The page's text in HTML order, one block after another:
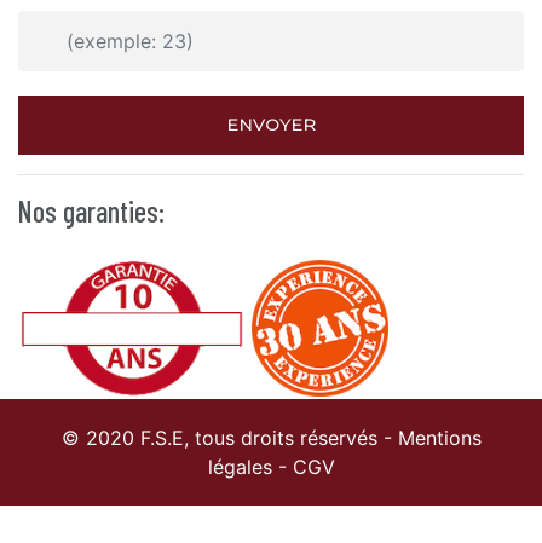
ENVOYER
Nos garanties:
© 2020 F.S.E, tous droits réservés - Mentions
légales- CGV